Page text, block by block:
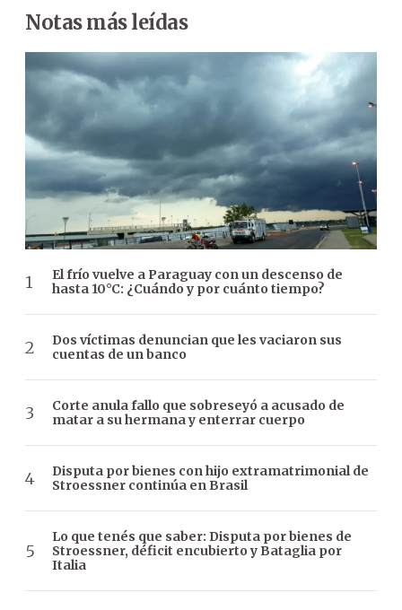
Notas más leídas
El frío vuelve a Paraguay con un descenso de
hasta 10°C: ¿Cuándo y por cuánto tiempo?
Dos víctimas denuncian que les vaciaron sus
cuentas de un banco
Corte anula fallo que sobreseyó a acusado de
matar a su hermana y enterrar cuerpo
Disputa por bienes con hijo extramatrimonial de
Stroessner continúa en Brasil
Lo que tenés que saber: Disputa por bienes de
Stroessner, déficit encubierto y Bataglia por
Italia